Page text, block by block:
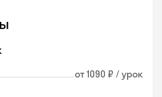
от 1090 ₽ / урок